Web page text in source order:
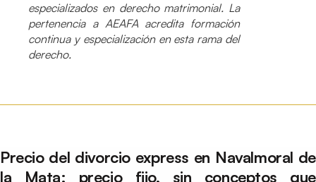
especializados en derecho matrimonial. La
pertenencia a AEAFA acredita formación
continua y especialización en esta rama del
derecho.
Precio del divorcio express en Navalmoral de
la Mata: precio fijo, sin conceptos que